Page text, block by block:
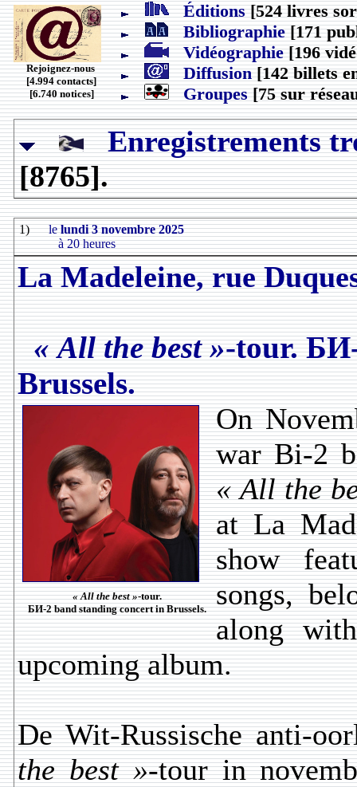
Rejoignez-nous
[4.994 contacts]
[6.740 notices]
Éditions[524 livres
Bibliographie[171
Vidéographie[196
Diffusion[142 billets
Groupes[75 sur
Enregistrements
[8765].
1) lelundi 3 novembre 2025
à 20 heures
La Madeleine, rue
« All the best »-tour.
Brussels.
« All the best »-tour.
БИ-2 band standing concert in Brussels.
On
war Bi-2
« All the
at La
show
songs,
along
upcoming album.
De Wit-Russische anti-
the best »-tour in